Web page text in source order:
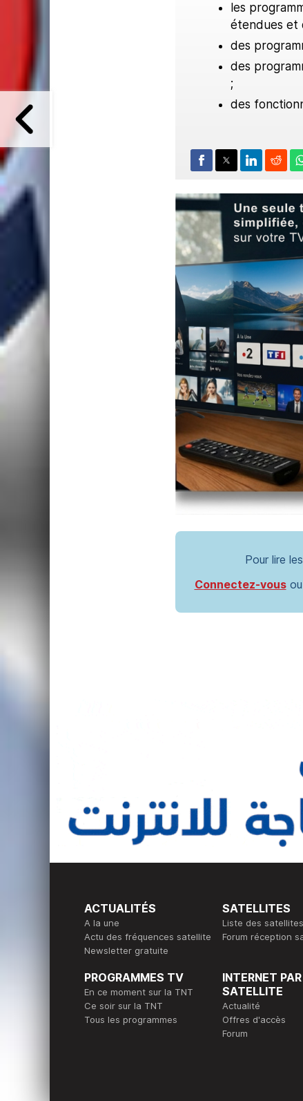
les
étendues et
des
des
;
des
Pour lire
Connectez-vousou
ACTUALITÉS
A la une
Actu des fréquences satellite
Newsletter gratuite
SATELLITES
Liste des satellites
Forum réception
PROGRAMMES TV
En ce moment sur la TNT
Ce soir sur la TNT
Tous les programmes
INTERNET PAR
SATELLITE
Actualité
Offres d'accès
Forum